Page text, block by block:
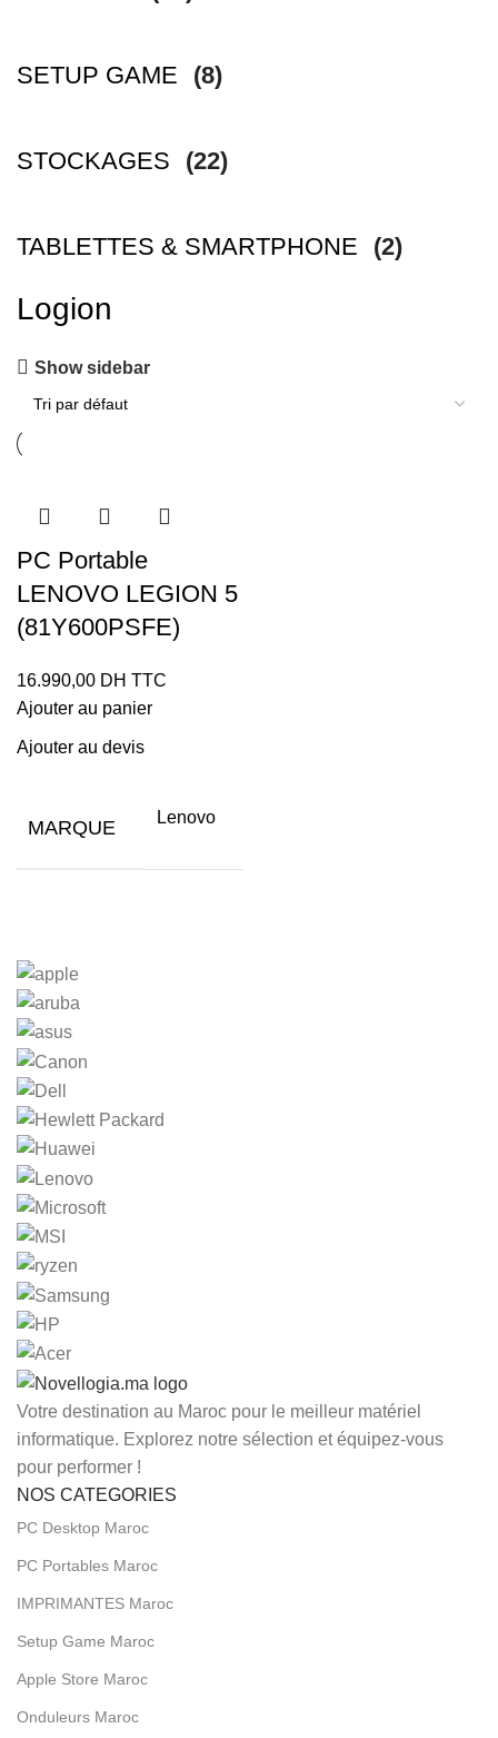
SETUP GAME (8)
STOCKAGES (22)
TABLETTES & SMARTPHONE (2)
Logion
Show sidebar
PC Portable
LENOVO LEGION 5
(81Y600PSFE)
16.990,00 DH TTC
Ajouter au panier
Ajouter au devis
MARQUE Lenovo
Votre destination au Maroc pour le meilleur matériel
informatique. Explorez notre sélection et équipez-vous
pour performer !
NOS CATEGORIES
PC Desktop Maroc
PC Portables Maroc
IMPRIMANTES Maroc
Setup Game Maroc
Apple Store Maroc
Onduleurs Maroc